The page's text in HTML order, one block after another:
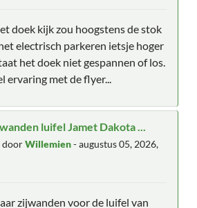
doek kijk zou hoogstens de stok
electrisch parkeren ietsje hoger
het doek niet gespannen of los.
ervaring met de flyer...
luifel Jamet Dakota ...
doorWillemien- augustus 05, 2026,
zijwanden voor de luifel van